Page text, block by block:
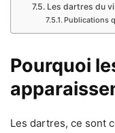
Les dartres du
Publications
Pourquoi
Les dartres, ce sont